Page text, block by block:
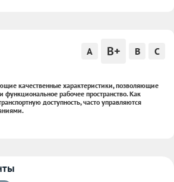
A B+ B C
качественные характеристики, позволяющие
функциональное рабочее пространство. Как
доступность, часто управляются